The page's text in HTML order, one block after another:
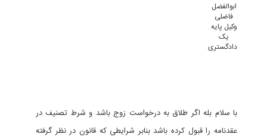
ابوالفضل
فاضلی
وکیل پایه
یک
دادگستری
با سلام بله اگر طلاق به درخواست زوج باشد و شرط تصنیف در
عقدنامه را قبول کرده باشد بنابر شرایطی که قانون در نظر گرفته